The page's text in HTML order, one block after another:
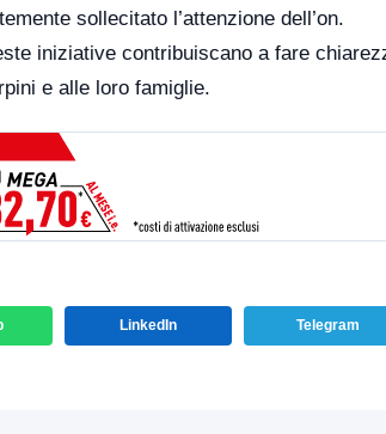
sollecitato l’attenzione dell’on.
iniziative contribuiscano a fare
e alle loro famiglie.
LinkedIn Telegram